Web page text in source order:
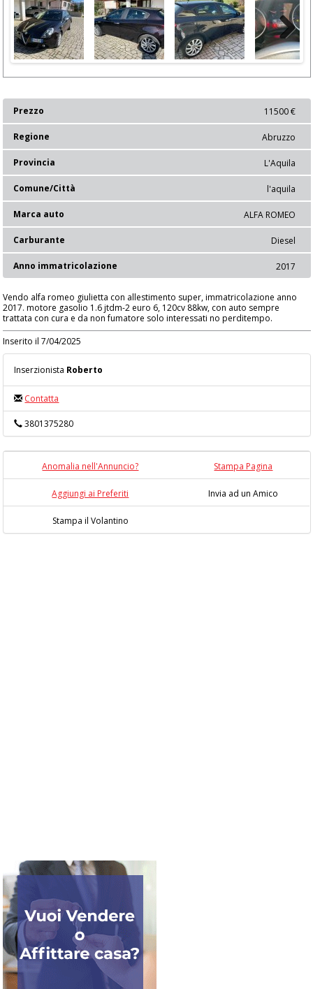
Next
11500 €
Prezzo
Abruzzo
Regione
L'Aquila
Provincia
l'aquila
Comune/Città
ALFA ROMEO
Marca auto
Diesel
Carburante
2017
Anno immatricolazione
Vendo alfa romeo giulietta con allestimento super, immatricolazione anno
2017. motore gasolio 1.6 jtdm-2 euro 6, 120cv 88kw, con auto sempre
trattata con cura e da non fumatore solo interessati no perditempo.
Inserito il 7/04/2025
Inserzionista Roberto
Contatta
3801375280
Anomalia nell'Annuncio? Stampa Pagina
Aggiungi ai Preferiti Invia ad un Amico
Stampa il Volantino